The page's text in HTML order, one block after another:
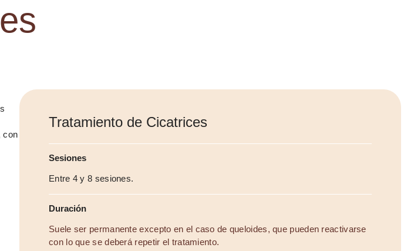
con
Tratamiento de Cicatrices
Sesiones
Entre 4 y 8 sesiones.
Duración
Suele ser permanente excepto en el caso de queloides, que pueden reactivarse
con lo que se deberá repetir el tratamiento.